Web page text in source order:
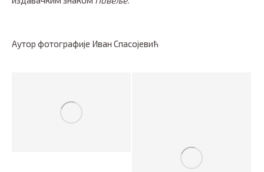
Аутор фотографије Иван Спасојевић